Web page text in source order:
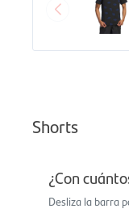
Shorts
¿Con
Desliza la barra